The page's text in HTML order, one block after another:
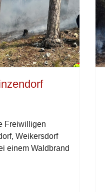
Freiwilligen
Weikersdorf
einem Waldbrand